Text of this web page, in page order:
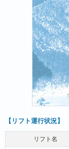
【リフト運行状況】
リフト名